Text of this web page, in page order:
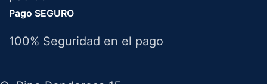
Pago SEGURO
100% Seguridad en el pago